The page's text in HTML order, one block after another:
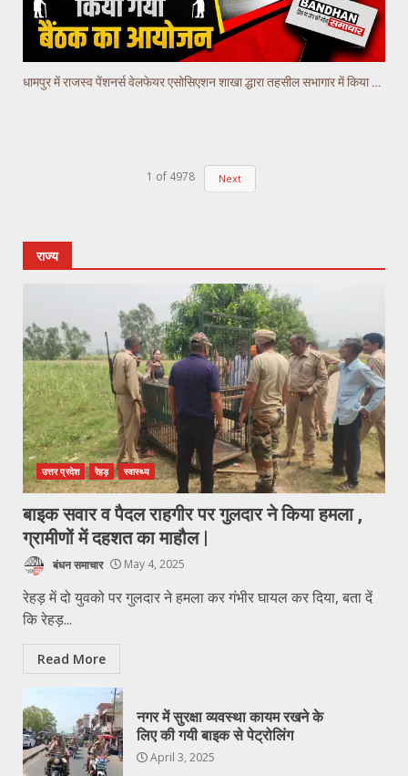
धामपुर में राजस्व पेंशनर्स वेलफेयर एसोसिएशन शाखा द्धारा तहसील सभागार में किया गया वैठक का आयोजन
1 of 4978 Next
राज्य
उत्तर प्रदेश रेहड़ स्वास्थ्य
बाइक सवार व पैदल राहगीर पर गुलदार ने किया हमला ,
ग्रामीणों में दहशत का माहौल |
बंधन समाचार May 4, 2025
रेहड़ में दो युवको पर गुलदार ने हमला कर गंभीर घायल कर दिया, बता दें
कि रेहड़...
Read More
नगर में सुरक्षा व्यवस्था कायम रखने के
लिए की गयी बाइक से पेट्रोलिंग
April 3, 2025